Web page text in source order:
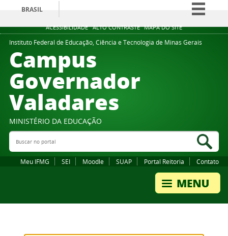
ACESSIBILIDADE ALTO CONTRASTE MAPA DO SITE
BRASIL
Simplifique!
Comunica BR
Instituto Federal de Educação, Ciência e Tecnologia de Minas Gerais
Campus
Governador
Valadares
MINISTÉRIO DA EDUCAÇÃO
Buscar no portal
Meu IFMG SEI Moodle SUAP Portal Reitoria Contato